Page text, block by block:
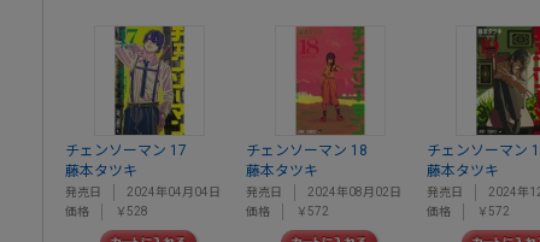
チェンソーマン 17
藤本タツキ
発売日
2024年04月04日
価格
￥528
チェンソーマン 18
藤本タツキ
発売日
2024年08月02日
価格
￥572
チェンソーマン
藤本タツキ
発売日
2024年
価格
￥572